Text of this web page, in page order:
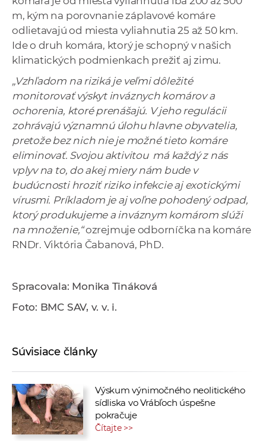
m, kým na porovnanie záplavové komáre
odlietavajú od miesta vyliahnutia 25 až 50 km.
Ide o druh komára, ktorý je schopný v našich
klimatických podmienkach prežiť aj zimu.
„Vzhľadom na riziká je veľmi dôležité
monitorovať výskyt inváznych komárov a
ochorenia, ktoré prenášajú. V jeho regulácii
zohrávajú významnú úlohu hlavne obyvatelia,
pretože bez nich nie je možné tieto komáre
eliminovať. Svojou aktivitou má každý z nás
vplyv na to, do akej miery nám bude v
budúcnosti hroziť riziko infekcie aj exotickými
vírusmi. Príkladom je aj voľne pohodený odpad,
ktorý produkujeme a inváznym komárom slúži
na množenie,“ozrejmuje odborníčka na komáre
RNDr. Viktória Čabanová, PhD.
Spracovala: Monika Tináková
Foto: BMC SAV, v. v. i.
Súvisiace články
Výskum výnimočného neolitického
sídliska vo Vrábľoch úspešne
pokračuje
Čítajte >>